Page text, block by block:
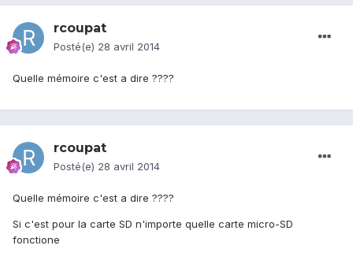
rcoupat
Posté(e) 28 avril 2014
Quelle mémoire c'est a dire ????
rcoupat
Posté(e) 28 avril 2014
Quelle mémoire c'est a dire ????
Si c'est pour la carte SD n'importe quelle carte micro-SD
fonctione